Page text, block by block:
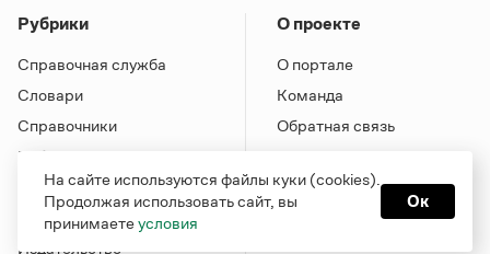
Рубрики
Справочная служба
Словари
Справочники
Библиотека
Журнал
Учебник
Издательство
О проекте
О портале
Команда
Обратная связь
Политика
конфиденциальности
На сайте используются файлы куки (cookies).
Продолжая использовать сайт, вы
принимаетеусловия
Ок